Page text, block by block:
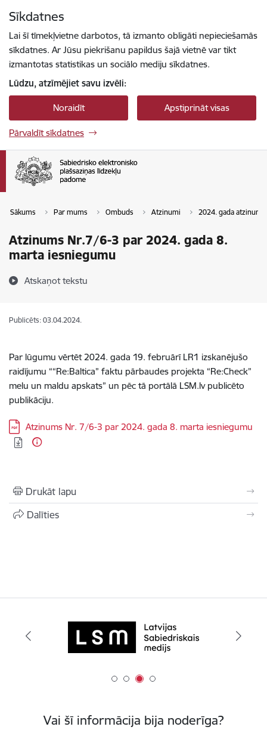
Sīkdatnes
Lai šī tīmekļvietne darbotos, tā izmanto obligāti nepieciešamās
sīkdatnes. Ar Jūsu piekrišanu papildus šajā vietnē var tikt
izmantotas statistikas un sociālo mediju sīkdatnes.
Lūdzu, atzīmējiet savu izvēli:
Noraidīt Apstiprināt visas
Pārvaldīt sīkdatnes
Sākums Par mums Ombuds Atzinumi 2024. gada atzinumi
Atzinums Nr.7/6-3 par 2024. gada 8.
marta iesniegumu
Atskaņot tekstu
Publicēts: 03.04.2024.
Par lūgumu vērtēt 2024. gada 19. februārī LR1 izskanējušo
raidījumu ““Re:Baltica” faktu pārbaudes projekta “Re:Check”
melu un maldu apskats” un pēc tā portālā LSM.lv publicēto
publikāciju.
Lejupielādēt:
Atzinums Nr. 7/6-3 par 2024. gada 8. marta iesniegumu
Drukāt lapu
Dalīties
Vai šī informācija bija noderīga?